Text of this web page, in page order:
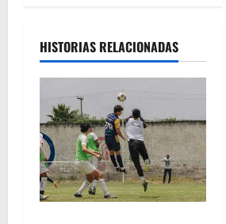
e
n
t
r
HISTORIAS RELACIONADAS